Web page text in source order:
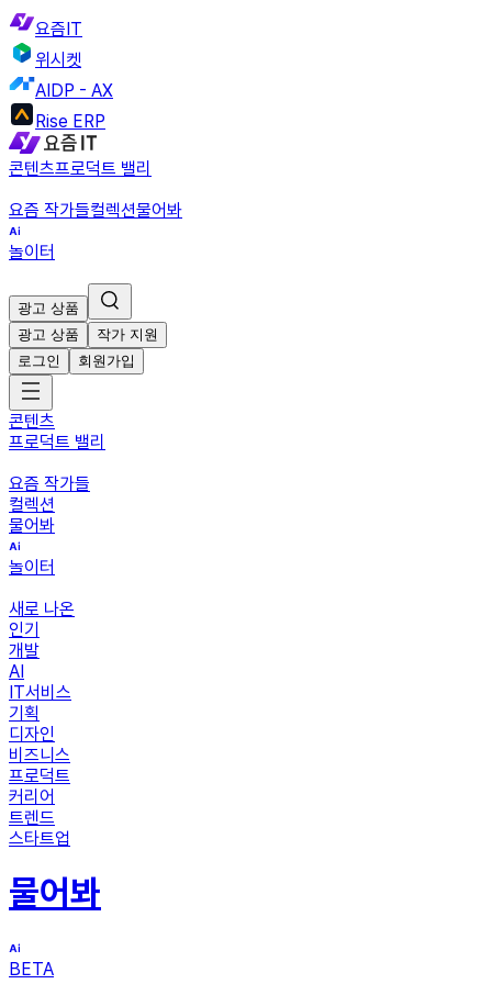
요즘IT
위시켓
AIDP - AX
Rise ERP
콘텐츠프로덕트 밸리
요즘 작가들컬렉션물어봐
놀이터
광고 상품
광고 상품
작가 지원
로그인
회원가입
콘텐츠
프로덕트 밸리
요즘 작가들
컬렉션
물어봐
놀이터
새로 나온
인기
개발
AI
IT서비스
기획
디자인
비즈니스
프로덕트
커리어
트렌드
스타트업
물어봐
BETA